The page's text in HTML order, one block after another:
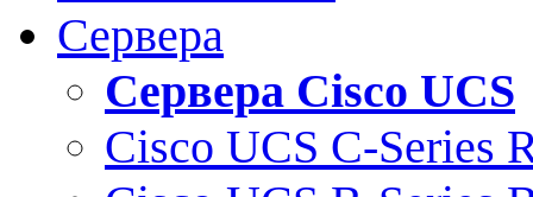
Сервера
Сервера Cisco UCS
Cisco UCS C-Series